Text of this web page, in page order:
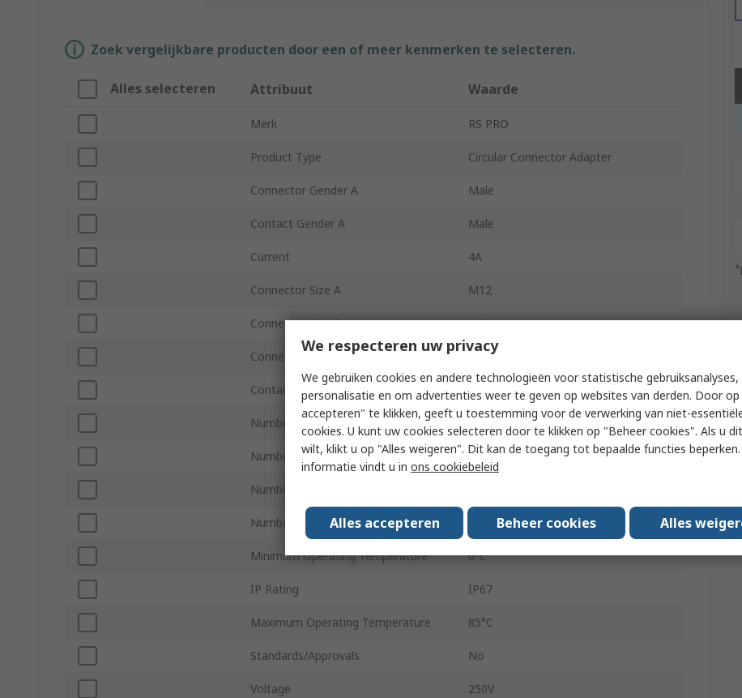
Zoek vergelijkbare producten door een of meer kenmerken te selecteren.
Alles selecteren Attribuut Waarde
Merk RS PRO
Product Type Circular Connector Adapter
Connector Gender A Male
Contact Gender A Male
Current 4A
Connector Size A M12
Connector Size B M12
Connector Gender B Female
Contact Gender B Female
Number of Ports A
Number of Contacts A 4
Number of Contacts B
Number of Ports B
Minimum Operating Temperature 0°C
IP Rating IP67
Maximum Operating Temperature 85°C
Standards/Approvals No
Voltage 250V
We respecteren uw privacy
We gebruiken cookies en andere technologieën voor statistische gebruiksanalyses,
personalisatie en om advertenties weer te geven op websites van derden. Door op
accepteren" te klikken, geeft u toestemming voor de verwerking van niet-
cookies. U kunt uw cookies selecteren door te klikken op "Beheer cookies". Als u
wilt, klikt u op "Alles weigeren". Dit kan de toegang tot bepaalde functies
informatie vindt u in ons cookiebeleid
Alles accepteren Beheer cookies Alles